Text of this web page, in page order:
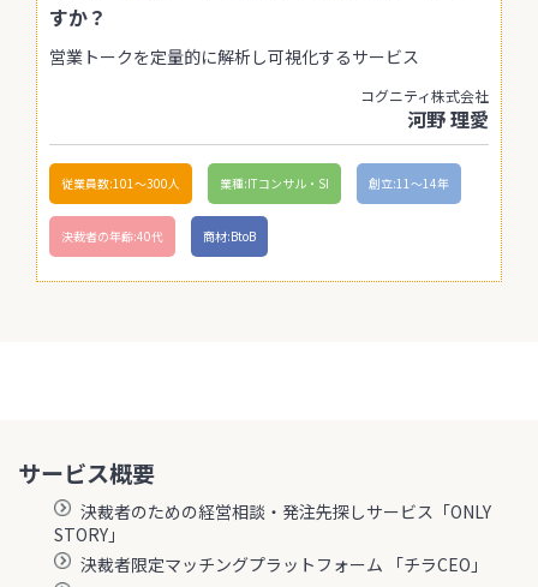
すか？
営業トークを定量的に解析し可視化するサービス
コグニティ株式会社
河野 理愛
従業員数:101〜300人 業種:ITコンサル・SI 創立:11〜14年
決裁者の年齢:40代 商材:BtoB
サービス概要
決裁者のための経営相談・発注先探しサービス「ONLY
STORY」
決裁者限定マッチングプラットフォーム 「チラCEO」